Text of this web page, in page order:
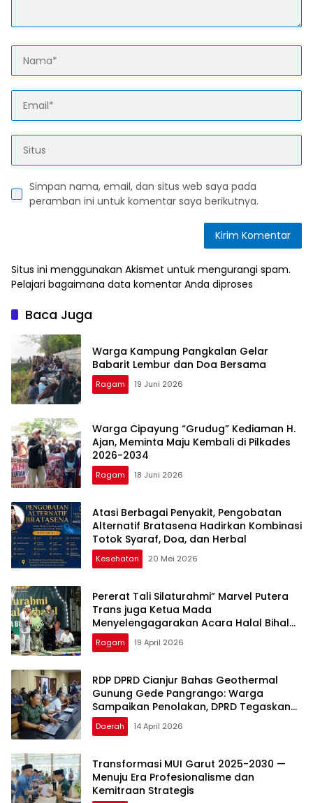
Simpan nama, email, dan situs web saya pada
peramban ini untuk komentar saya berikutnya.
Situs ini menggunakan Akismet untuk mengurangi spam.
Pelajari bagaimana data komentar Anda diproses
Baca Juga
Warga Kampung Pangkalan Gelar
Babarit Lembur dan Doa Bersama
Ragam 19 Juni 2026
Warga Cipayung “Grudug” Kediaman H.
Ajan, Meminta Maju Kembali di Pilkades
2026-2034
Ragam 18 Juni 2026
Atasi Berbagai Penyakit, Pengobatan
Alternatif Bratasena Hadirkan Kombinasi
Totok Syaraf, Doa, dan Herbal
Kesehatan 20 Mei 2026
Pererat Tali Silaturahmi” Marvel Putera
Trans juga Ketua Mada
Menyelengagarakan Acara Halal Bihalal
Bersama Warga Burangkeng Dan tokoh
Ragam 19 April 2026
RDP DPRD Cianjur Bahas Geothermal
Gunung Gede Pangrango: Warga
Sampaikan Penolakan, DPRD Tegaskan
Kewenangan Ada di Pemerintah Pusat
Daerah 14 April 2026
Transformasi MUI Garut 2025-2030 —
Menuju Era Profesionalisme dan
Kemitraan Strategis